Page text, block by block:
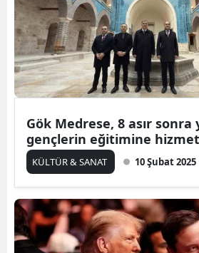
Gök Medrese, 8 asır sonra
gençlerin eğitimine
KÜLTÜR & SANAT 10 Şubat 2025